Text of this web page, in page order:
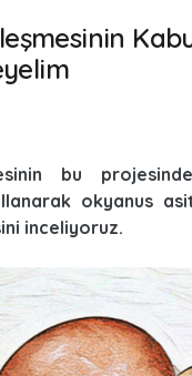
bu
okyanus
inceliyoruz.